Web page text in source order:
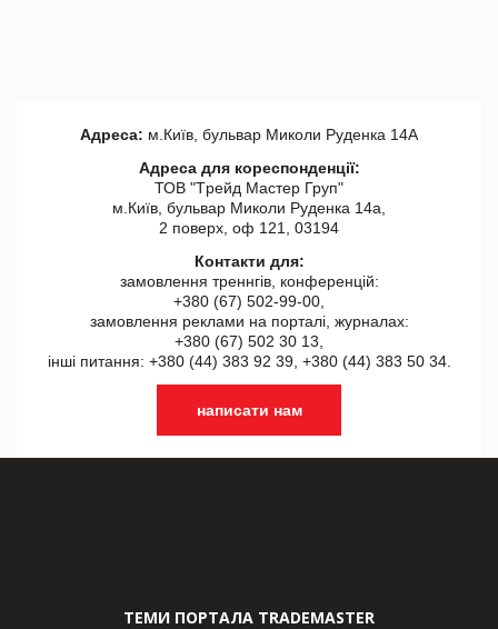
Адреса: м.Київ, бульвар Миколи Руденка 14А
Адреса для кореспонденції:
ТОВ "Tрейд Мастер Груп"
м.Київ, бульвар Миколи Руденка 14а,
2 поверх, оф 121, 03194
Контакти для:
замовлення треннгів, конференцій:
+380 (67) 502-99-00,
замовлення реклами на порталі, журналах:
+380 (67) 502 30 13,
інші питання: +380 (44) 383 92 39, +380 (44) 383 50 34.
написати нам
ТЕМИ ПОРТАЛА TRADEMASTER